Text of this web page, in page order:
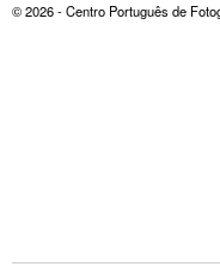
© 2026 - Centro Português de